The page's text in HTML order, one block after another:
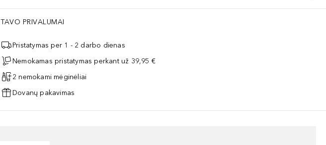
TAVO PRIVALUMAI
Pristatymas per 1 - 2 darbo dienas
Nemokamas pristatymas perkant už 39,95 €
2 nemokami mėginėliai
Dovanų pakavimas